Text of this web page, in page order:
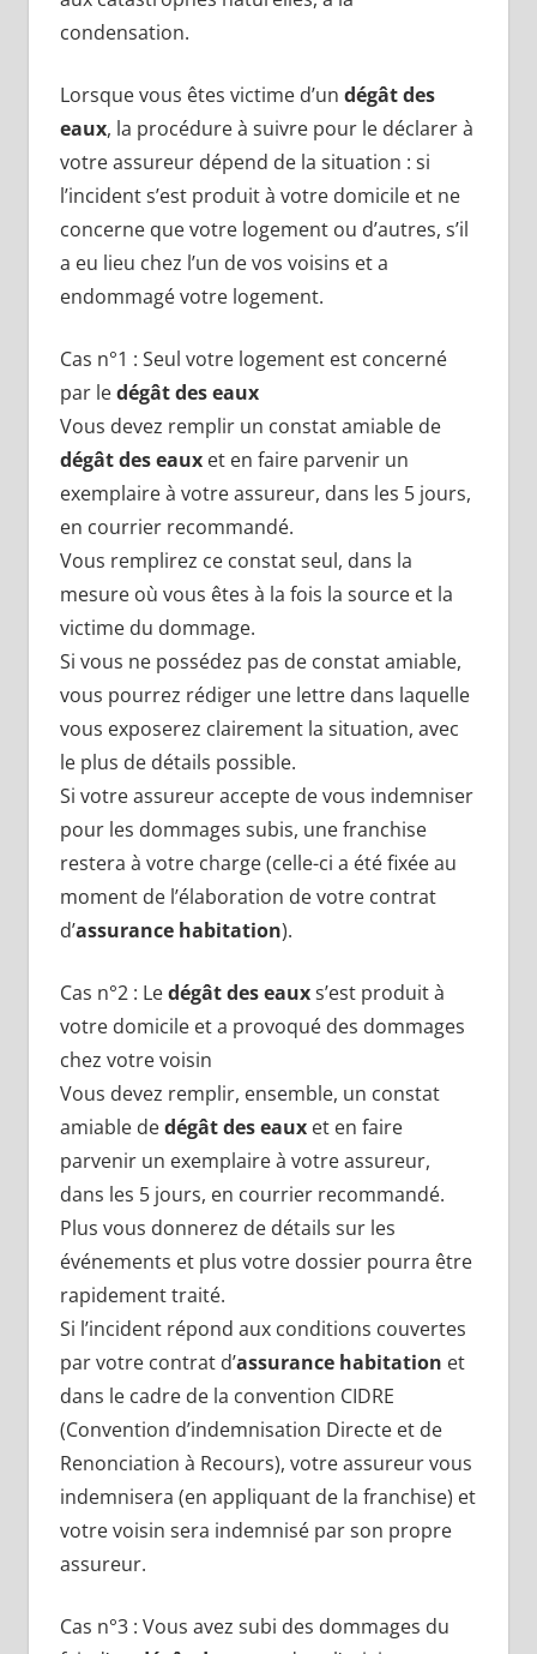
condensation.
Lorsque vous êtes victime d’un dégât des
eaux, la procédure à suivre pour le déclarer à
votre assureur dépend de la situation : si
l’incident s’est produit à votre domicile et ne
concerne que votre logement ou d’autres, s’il
a eu lieu chez l’un de vos voisins et a
endommagé votre logement.
Cas n°1 : Seul votre logement est concerné
par ledégât des eaux
Vous devez remplir un constat amiable de
dégât des eaux et en faire parvenir un
exemplaire à votre assureur, dans les 5 jours,
en courrier recommandé.
Vous remplirez ce constat seul, dans la
mesure où vous êtes à la fois la source et la
victime du dommage.
Si vous ne possédez pas de constat amiable,
vous pourrez rédiger une lettre dans laquelle
vous exposerez clairement la situation, avec
le plus de détails possible.
Si votre assureur accepte de vous indemniser
pour les dommages subis, une franchise
restera à votre charge (celle-ci a été fixée au
moment de l’élaboration de votre contrat
d’assurance habitation).
Cas n°2 : Ledégât des eauxs’est produit à
votre domicile et a provoqué des dommages
chez votre voisin
Vous devez remplir, ensemble, un constat
amiable dedégât des eauxet en faire
parvenir un exemplaire à votre assureur,
dans les 5 jours, en courrier recommandé.
Plus vous donnerez de détails sur les
événements et plus votre dossier pourra être
rapidement traité.
Si l’incident répond aux conditions couvertes
par votre contrat d’assurance habitation et
dans le cadre de la convention CIDRE
(Convention d’indemnisation Directe et de
Renonciation à Recours), votre assureur vous
indemnisera (en appliquant de la franchise) et
votre voisin sera indemnisé par son propre
assureur.
Cas n°3 : Vous avez subi des dommages du